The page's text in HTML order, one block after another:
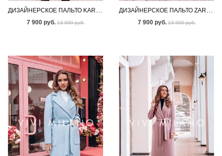
7 900 руб. 13 900 руб. 7 900 руб. 13 900 руб.